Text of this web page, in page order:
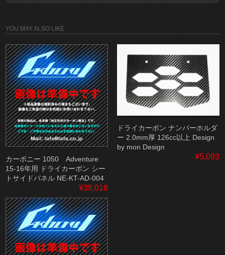
YOU MAY ALSO LIKE
カーボニー 1050 Adventure
15-16年用 ドライカーボン シー
トサイドパネル NE-KT-AD-004
¥38,016
ドライカーボン ナンバーホルダ
ー 2.0mm厚 126cc以上 Design
by mon Design
¥5,093